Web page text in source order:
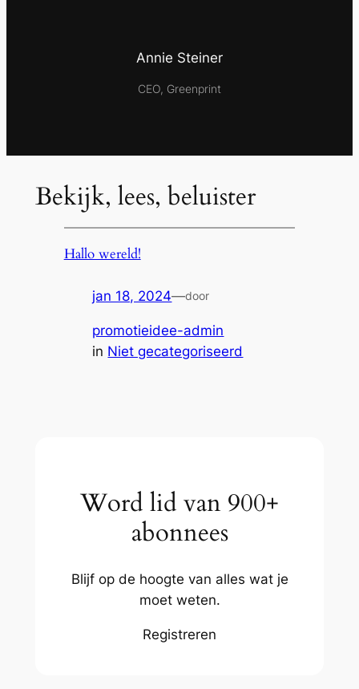
Annie Steiner
CEO, Greenprint
Bekijk, lees, beluister
Hallo wereld!
jan 18, 2024—door
promotieidee-admin
in Niet gecategoriseerd
Word lid van 900+
abonnees
Blijf op de hoogte van alles wat je
moet weten.
Registreren